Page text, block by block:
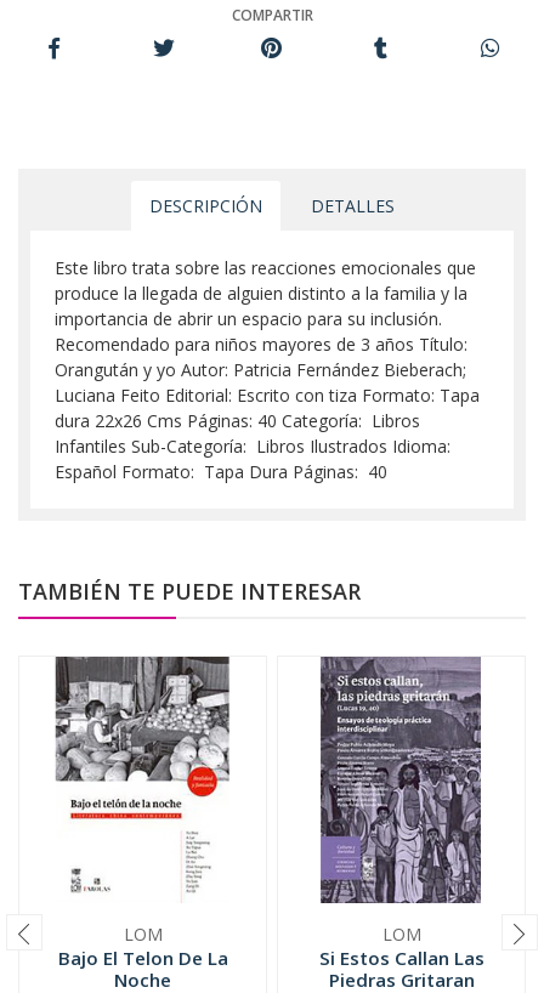
COMPARTIR
DESCRIPCIÓN DETALLES
Este libro trata sobre las reacciones emocionales que
produce la llegada de alguien distinto a la familia y la
importancia de abrir un espacio para su inclusión.
Recomendado para niños mayores de 3 años Título:
Orangután y yo Autor: Patricia Fernández Bieberach;
Luciana Feito Editorial: Escrito con tiza Formato: Tapa
dura 22x26 Cms Páginas: 40 Categoría: Libros
Infantiles Sub-Categoría: Libros Ilustrados Idioma:
Español Formato: Tapa Dura Páginas: 40
TAMBIÉN TE PUEDE INTERESAR
LOM
Bajo El Telon De La
Noche
LOM
Si Estos Callan Las
Piedras Gritaran